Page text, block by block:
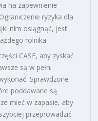
na zapewnienie
ryzyka dla
nim osiągnąć, jest
rolnika.
CASE, aby zyskać
są w pełni
Sprawdzone
poddawane są
mieć w zapasie, aby
przeprowadzić